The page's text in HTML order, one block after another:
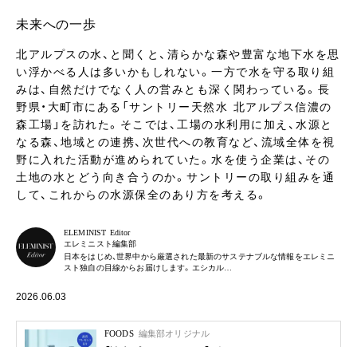
未来への一歩
北アルプスの水、と聞くと、清らかな森や豊富な地下水を思
い浮かべる人は多いかもしれない。一方で水を守る取り組
みは、自然だけでなく人の営みとも深く関わっている。長
野県・大町市にある「サントリー天然水 北アルプス信濃の
森工場」を訪れた。そこでは、工場の水利用に加え、水源と
なる森、地域との連携、次世代への教育など、流域全体を視
野に入れた活動が進められていた。水を使う企業は、その
土地の水とどう向き合うのか。サントリーの取り組みを通
して、これからの水源保全のあり方を考える。
ELEMINIST Editor
エレミニスト編集部
日本をはじめ、世界中から厳選された最新のサステナブルな情報をエレミニ
スト独自の目線からお届けします。エシカル…
2026.06.03
FOODS 編集部オリジナル